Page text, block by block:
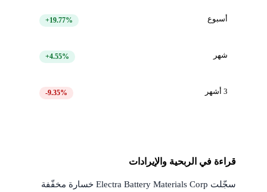
أسبوع +19.77%
شهر +4.55%
3 أشهر -9.35%
قراءة في الربحية والإيرادات
سجّلت Electra Battery Materials Corp خسارة مخفّفة